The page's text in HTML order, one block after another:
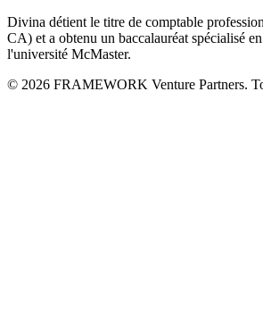
Divina détient le titre de comptable
CA) et a obtenu un baccalauréat spécialisé
l'université McMaster.
© 2026 FRAMEWORK Venture Partners.